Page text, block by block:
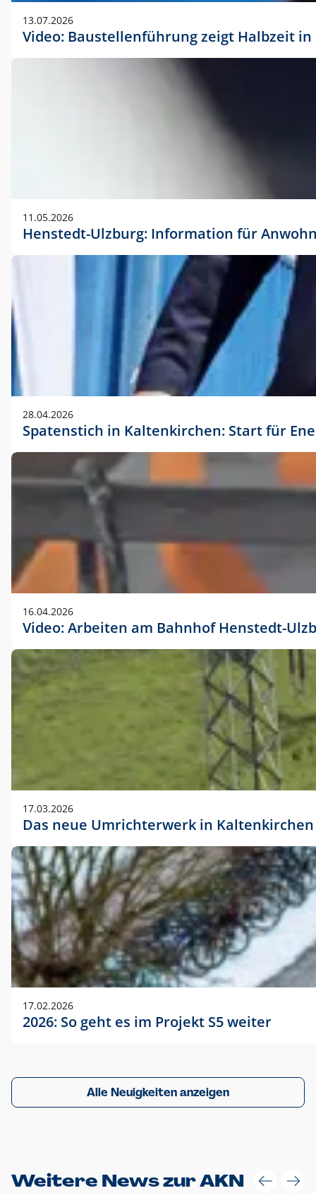
13.07.2026
Video: Baustellenführung zeigt Halbzeit
11.05.2026
Henstedt-Ulzburg: Information für
28.04.2026
Spatenstich in Kaltenkirchen: Start für
16.04.2026
Video: Arbeiten am Bahnhof Henstedt-
17.03.2026
Das neue Umrichterwerk in Kaltenkirchen
17.02.2026
2026: So geht es im Projekt S5 weiter
Alle Neuigkeiten anzeigen
Weitere News zur AKN